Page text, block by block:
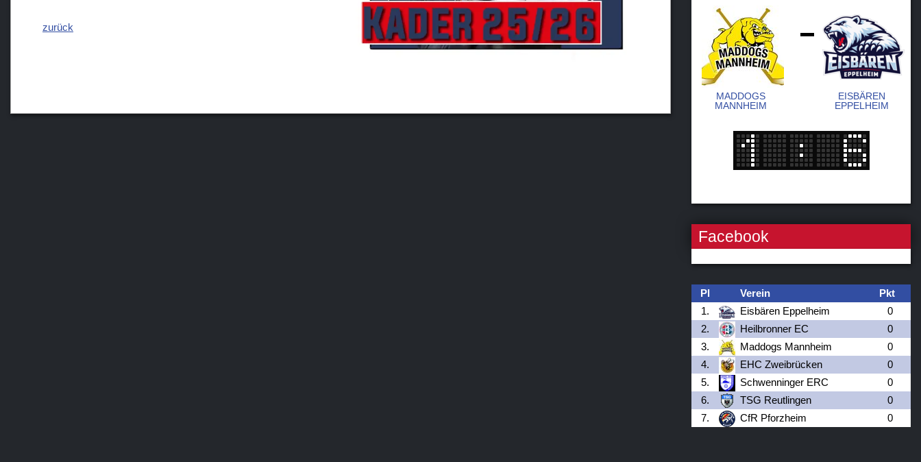
zurück
MADDOGS
MANNHEIM
-
EISBÄREN
EPPELHEIM
Facebook
Pl Verein
Pkt
1.
Eisbären Eppelheim
0
2.
Heilbronner EC
0
3.
Maddogs Mannheim
0
4.
EHC Zweibrücken
0
5.
Schwenninger ERC
0
6.
TSG Reutlingen
0
7.
CfR Pforzheim 0